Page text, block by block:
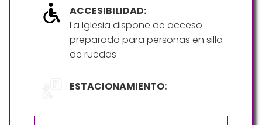
ACCESIBILIDAD:
La Iglesia dispone de acceso
preparado para personas en silla
de ruedas
ESTACIONAMIENTO: